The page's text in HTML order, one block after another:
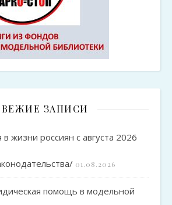
ЗАПИСИ
жизни россиян с августа 2026
01.08.2026
помощь в модельной